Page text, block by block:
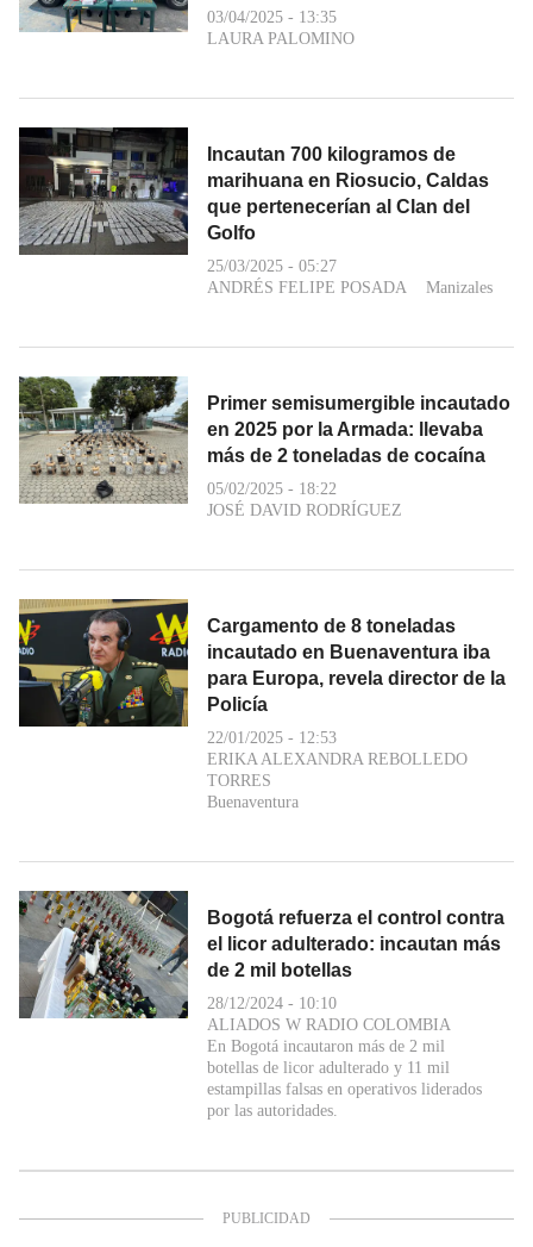
03/04/2025 - 13:35
LAURA PALOMINO
Incautan 700 kilogramos de
marihuana en Riosucio, Caldas
que pertenecerían al Clan del
Golfo
25/03/2025 - 05:27
ANDRÉS FELIPE POSADA
Manizales
Primer semisumergible incautado
en 2025 por la Armada: llevaba
más de 2 toneladas de cocaína
05/02/2025 - 18:22
JOSÉ DAVID RODRÍGUEZ
Cargamento de 8 toneladas
incautado en Buenaventura iba
para Europa, revela director de la
Policía
22/01/2025 - 12:53
ERIKA ALEXANDRA REBOLLEDO
TORRES
Buenaventura
Bogotá refuerza el control contra
el licor adulterado: incautan más
de 2 mil botellas
28/12/2024 - 10:10
ALIADOS W RADIO COLOMBIA
En Bogotá incautaron más de 2 mil
botellas de licor adulterado y 11 mil
estampillas falsas en operativos liderados
por las autoridades.